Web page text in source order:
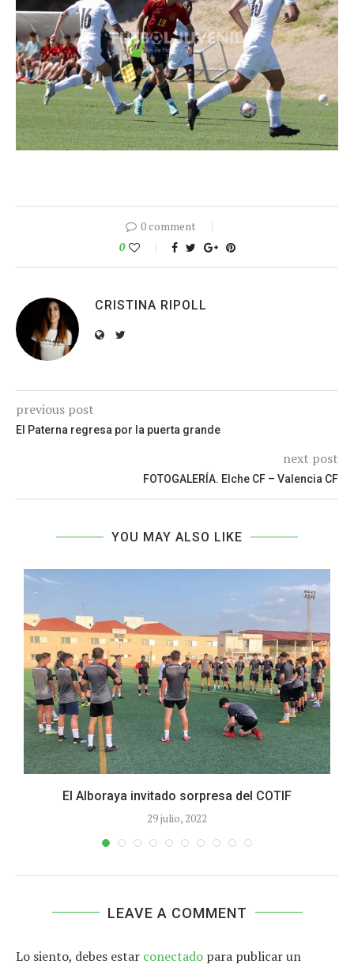
0 comment
0
CRISTINA RIPOLL
previous post
El Paterna regresa por la puerta grande
next post
FOTOGALERÍA. Elche CF – Valencia CF
YOU MAY ALSO LIKE
El Alboraya invitado sorpresa del COTIF
29 julio, 2022
LEAVE A COMMENT
Lo siento, debes estar conectado para publicar un